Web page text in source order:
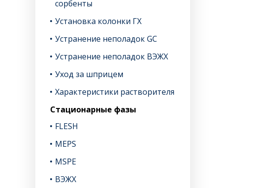
сорбенты
Установка колонки ГХ
Устранение неполадок GC
Устранение неполадок ВЭЖХ
Уход за шприцем
Характеристики растворителя
Стационарные фазы
FLESH
MEPS
MSPE
ВЭЖХ